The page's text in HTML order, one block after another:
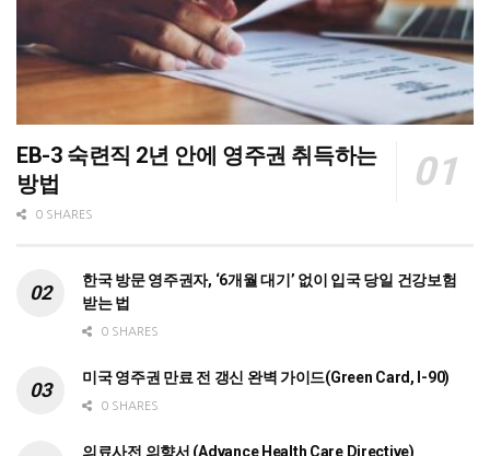
EB-3 숙련직 2년 안에 영주권 취득하는
방법
0 SHARES
한국 방문 영주권자, ‘6개월 대기’ 없이 입국 당일 건강보험
받는 법
0 SHARES
미국 영주권 만료 전 갱신 완벽 가이드(Green Card, I-90)
0 SHARES
의료사전 의향서 (Advance Health Care Directive)